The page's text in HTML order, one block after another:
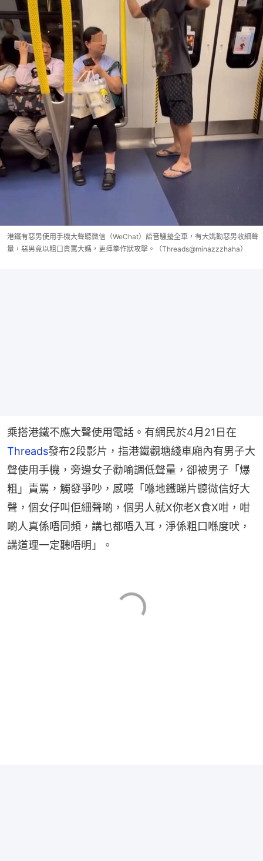
港鐵有惡男使用手機大聲聽微信（WeChat）語音騷擾全車，有大媽勸惡男收細聲
量，惡男竟以粗口責罵大媽，更揮拳作狀攻擊。（Threads@minazzzhaha）
乘搭港鐵不應大聲使用電話。有網民於4月21日在
Threads發布2段影片，指港鐵觀塘綫車廂內有男子大
聲使用手機，旁邊女子勸喻調低聲量，卻被男子「爆
粗」責罵，觸發爭吵，感嘆「喺地鐵睇片聽微信好大
聲，個女仔叫佢細聲啲，個男人就X你老X食X咁，咁
啲人真係唔同頻，講乜都唔入耳，淨係粗口喺度吠，
講道理一定聽唔明」。